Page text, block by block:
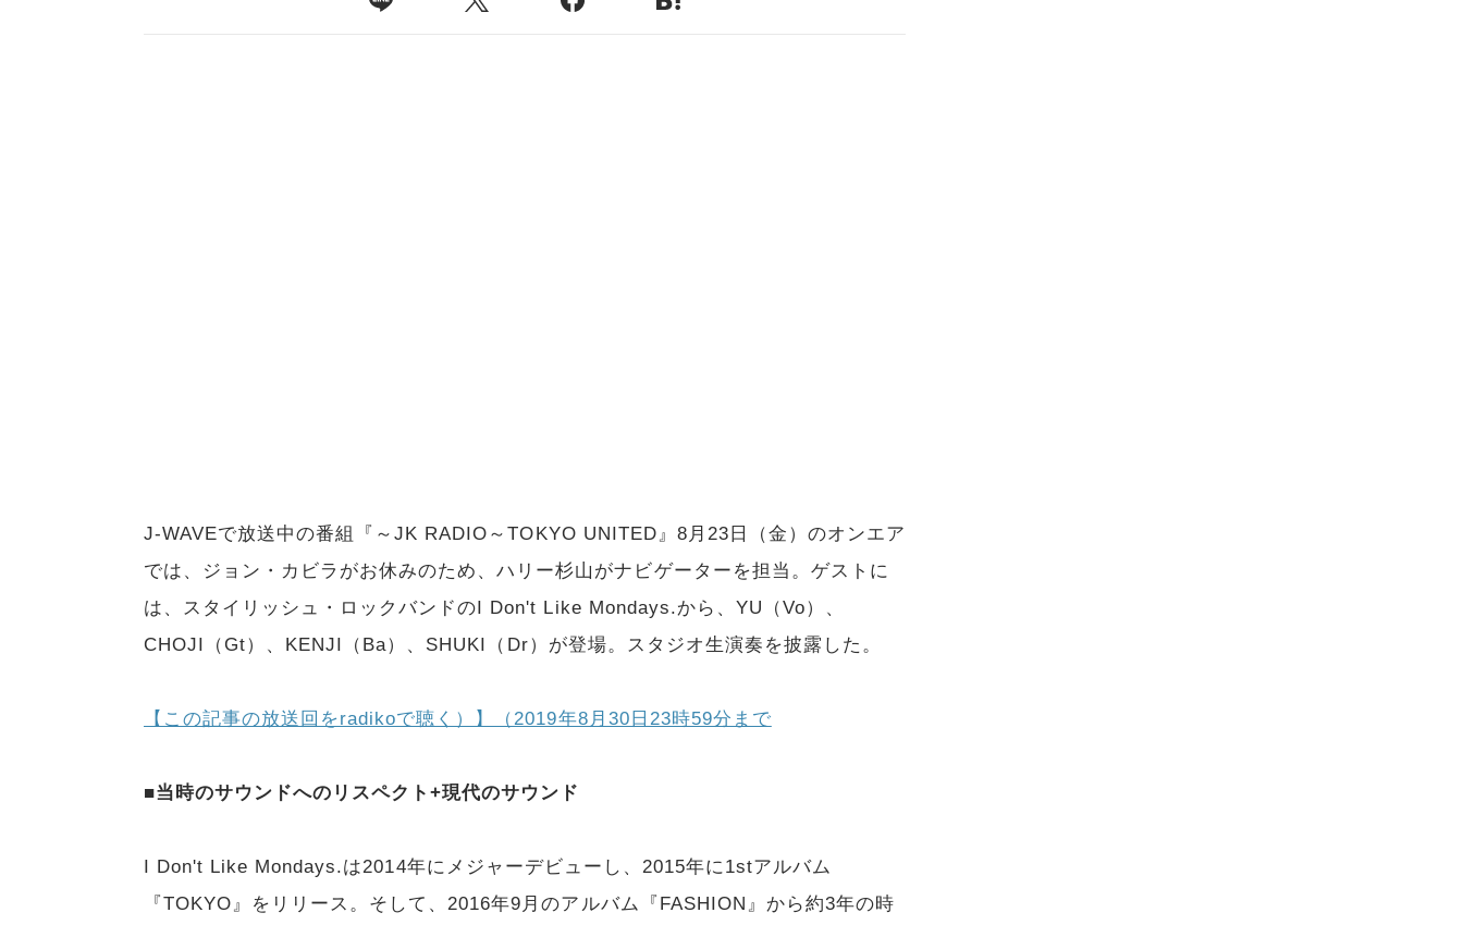
J-WAVEで放送中の番組『～JK RADIO～TOKYO UNITED』8月23日（金）のオンエア
では、ジョン・カビラがお休みのため、ハリー杉山がナビゲーターを担当。ゲストに
は、スタイリッシュ・ロックバンドのI Don't Like Mondays.から、YU（Vo）、
CHOJI（Gt）、KENJI（Ba）、SHUKI（Dr）が登場。スタジオ生演奏を披露した。
【この記事の放送回をradikoで聴く）】（2019年8月30日23時59分まで
■当時のサウンドへのリスペクト+現代のサウンド
I Don't Like Mondays.は2014年にメジャーデビューし、2015年に1stアルバム
『TOKYO』をリリース。そして、2016年9月のアルバム『FASHION』から約3年の時